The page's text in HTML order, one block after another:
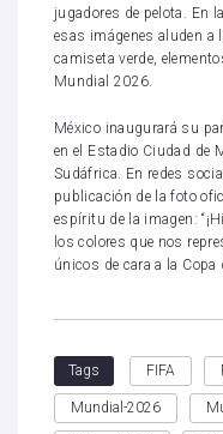
jugadores de pelota. En
esas imágenes aluden a
camiseta verde,
Mundial 2026.
México inaugurará su
en el Estadio Ciudad de
Sudáfrica. En redes
publicación de la foto
espíritu de la imagen:
los colores que nos
únicos de cara a la Copa
Tags FIFA
Mundial-2026